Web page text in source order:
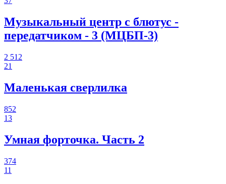
Музыкальный центр с блютус -
передатчиком - 3 (МЦБП-3)
2 512
21
Маленькая сверлилка
852
13
Умная форточка. Часть 2
374
11